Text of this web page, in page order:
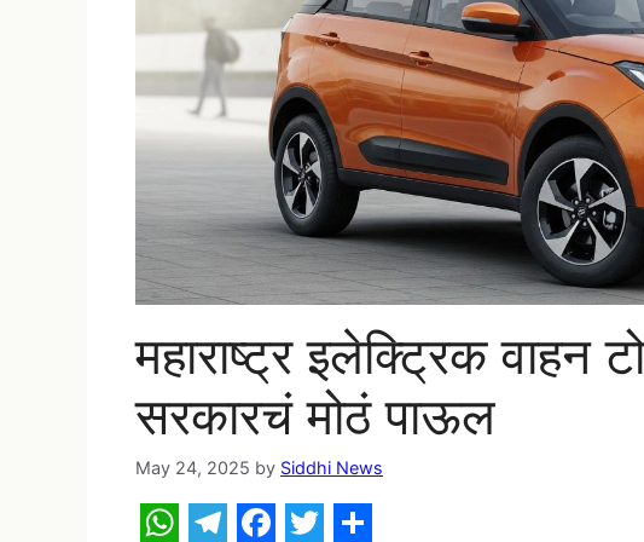
महाराष्ट्र इलेक्ट्रिक वाहन
सरकारचं मोठं पाऊल
May 24, 2025 by Siddhi News